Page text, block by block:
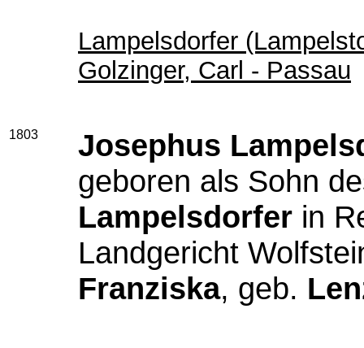
Lampelsdorfer
Golzinger, Carl - Passau
1803
Josephus
geboren als Sohn
Lampelsdorfer in
Landgericht
Franziska, geb.